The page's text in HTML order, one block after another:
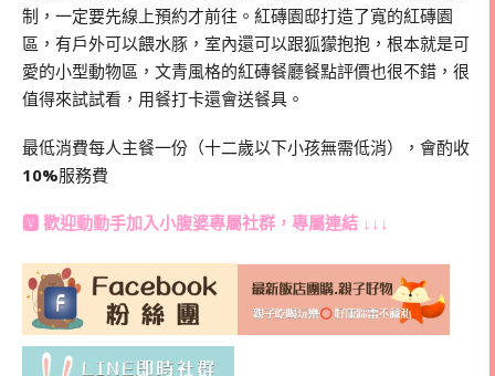
制，一定要先線上預約才前往。紅磚園邸打造了寬的紅磚園
區，有戶外可以餵水豚，室內還可以跟狐獴抱抱，根本就是可
愛的小型動物區，文青風格的紅磚餐廳餐點評價也很不錯，很
值得來試試看，用餐打卡還會送餐具。
最低消費每人主餐一份（十二歲以下小孩無需低消），會酌收
10%服務費
🆅 歡迎動動手加入小腹婆專屬社群 ，專屬連結 ↓↓↓